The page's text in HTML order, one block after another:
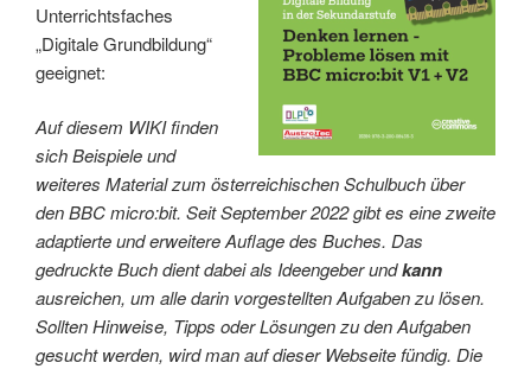
Unterrichtsfaches
„Digitale Grundbildung“
geeignet:
Auf diesem WIKI finden
sich Beispiele und
weiteres Material zum österreichischen Schulbuch über
den BBC micro:bit. Seit September 2022 gibt es eine zweite
adaptierte und erweitere Auflage des Buches. Das
gedruckte Buch dient dabei als Ideengeber undkann
ausreichen, um alle darin vorgestellten Aufgaben zu lösen.
Sollten Hinweise, Tipps oder Lösungen zu den Aufgaben
gesucht werden, wird man auf dieser Webseite fündig. Die